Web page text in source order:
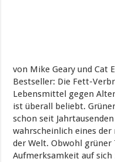
von Mike Geary und Cat
Bestseller: Die Fett-
Lebensmittel gegen
ist überall beliebt.
schon seit
wahrscheinlich eines
der Welt. Obwohl grüner
Aufmerksamkeit auf